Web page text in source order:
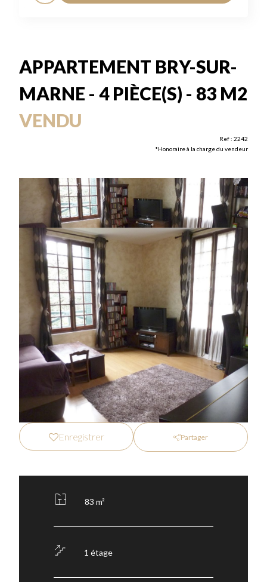
APPARTEMENT BRY-SUR-
MARNE - 4 PIÈCE(S) - 83 M2
VENDU
Ref : 2242
*Honoraire à la charge du vendeur
Enregistrer Partager
83 m²
1 étage